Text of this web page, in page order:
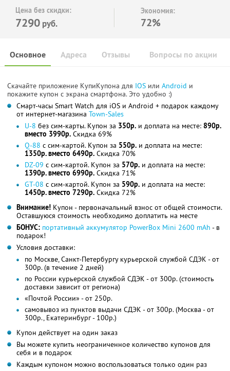
Цена без скидки:
7290 руб.
Экономия:
72%
Основное Отзывы Вопросы по акции
Адреса
Скачайте приложение КупиКупона для IOS или Android и
покажите купон с экрана смартфона. Это удобно :)
Смарт-часы Smart Watch для iOS и Android + подарок каждому
от интернет-магазина Town-Sales
U-8 без сим-карты. Купон за 350р. и доплата на месте: 890р.
вместо 3990р. Скидка 69%
Q-88 с сим-картой. Купон за 550р. и доплата на месте:
1350р. вместо 6490р. Скидка 70%
DZ-09 с сим-картой. Купон за 570р. и доплата на месте:
1390р. вместо 6990р. Скидка 71%
GT-08 с сим-картой. Купон за 590р. и доплата на месте:
1450р. вместо 7290р. Скидка 72%
Внимание! Купон - первоначальный взнос от общей стоимости.
Оставшуюся стоимость необходимо доплатить на месте
БОНУС: портативный аккумулятор PowerBox Mini 2600 mAh - в
подарок!
Условия доставки:
по Москве, Санкт-Петербургу курьерской службой СДЭК - от
300р. (в течение 2 дней)
по России курьерской службой СДЭК - от 300р. (стоимость
доставки зависит от региона)
«Почтой России» - от 250р.
самовывоз из пунктов выдачи СДЭК - от 300р. (Москва - от
300р., Екатеринбург - 100р.)
Купон действует на один заказ
Вы можете купить неограниченное количество купонов для
себя и в подарок
Каждым купоном можно воспользоваться только один раз